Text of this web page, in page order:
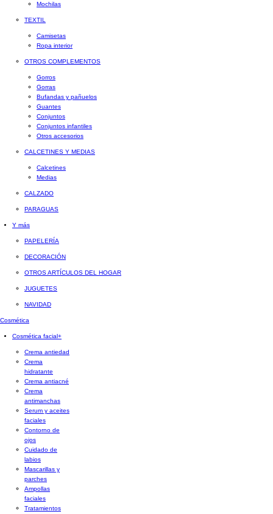
Mochilas
TEXTIL
Camisetas
Ropa interior
OTROS COMPLEMENTOS
Gorros
Gorras
Bufandas y pañuelos
Guantes
Conjuntos
Conjuntos infantiles
Otros accesorios
CALCETINES Y MEDIAS
Calcetines
Medias
CALZADO
PARAGUAS
Y más
PAPELERÍA
DECORACIÓN
OTROS ARTÍCULOS DEL HOGAR
JUGUETES
NAVIDAD
Cosmética
Cosmética facial+
Crema antiedad
Crema
hidratante
Crema antiacné
Crema
antimanchas
Serum y aceites
faciales
Contorno de
ojos
Cuidado de
labios
Mascarillas y
parches
Ampollas
faciales
Tratamientos